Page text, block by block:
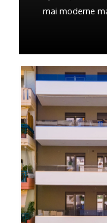
mai moderne